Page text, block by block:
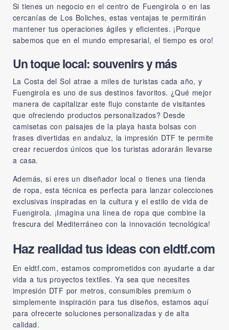
Si tienes un negocio en el centro de Fuengirola o en las
cercanías de Los Boliches, estas ventajas te permitirán
mantener tus operaciones ágiles y eficientes. ¡Porque
sabemos que en el mundo empresarial, el tiempo es oro!
Un toque local: souvenirs y más
La Costa del Sol atrae a miles de turistas cada año, y
Fuengirola es uno de sus destinos favoritos. ¿Qué mejor
manera de capitalizar este flujo constante de visitantes
que ofreciendo productos personalizados? Desde
camisetas con paisajes de la playa hasta bolsas con
frases divertidas en andaluz, la impresión DTF te permite
crear recuerdos únicos que los turistas adorarán llevarse
a casa.
Además, si eres un diseñador local o tienes una tienda
de ropa, esta técnica es perfecta para lanzar colecciones
exclusivas inspiradas en la cultura y el estilo de vida de
Fuengirola. ¡Imagina una línea de ropa que combine la
frescura del Mediterráneo con la innovación tecnológica!
Haz realidad tus ideas con eldtf.com
Eneldtf.com, estamos comprometidos con ayudarte a dar
vida a tus proyectos textiles. Ya sea que necesites
impresión DTF por metros, consumibles premium o
simplemente inspiración para tus diseños, estamos aquí
para ofrecerte soluciones personalizadas y de alta
calidad.